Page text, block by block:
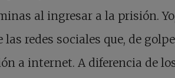
al ingresar a la prisión.
redes sociales que, de
a internet. A diferencia de